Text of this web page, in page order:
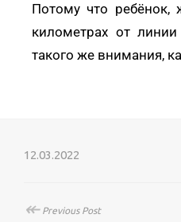
Потому что
километрах от
такого же внимания,
12.03.2022
↞Previous Post